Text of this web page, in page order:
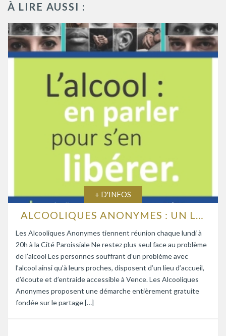
À LIRE AUSSI :
+ D'INFOS
ALCOOLIQUES ANONYMES : UN LIEU D’ÉCOUTE ET D’ENTRAIDE
Les Alcooliques Anonymes tiennent réunion chaque lundi à
20h à la Cité Paroissiale Ne restez plus seul face au problème
de l’alcool Les personnes souffrant d’un problème avec
l’alcool ainsi qu’à leurs proches, disposent d’un lieu d’accueil,
d’écoute et d’entraide accessible à Vence. Les Alcooliques
Anonymes proposent une démarche entièrement gratuite
fondée sur le partage […]